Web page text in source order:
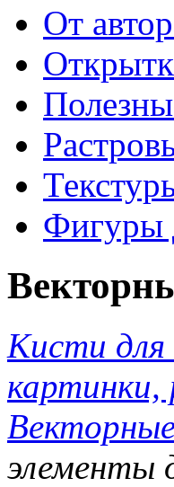
От
Фигуры
Кисти
картинки,
элементы